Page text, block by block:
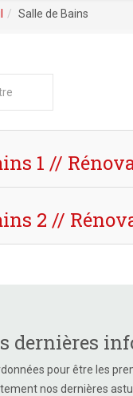
Salle de Bains
1 //
2 //
dernières
pour être les
nos dernières